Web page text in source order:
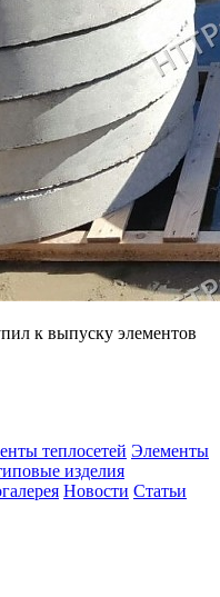
к выпуску элементов
теплосетей Элементы
изделия
Новости Статьи